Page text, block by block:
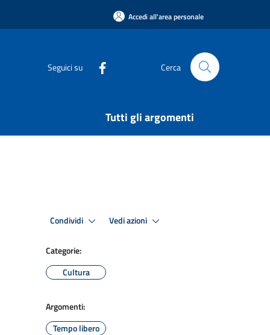
Accedi all'area personale
Seguici su Cerca
Tutti gli argomenti
Condividi Vedi azioni
Categorie:
Cultura
Argomenti:
Tempo libero